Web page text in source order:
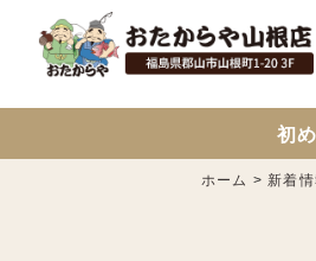
初
ホーム > 新着情